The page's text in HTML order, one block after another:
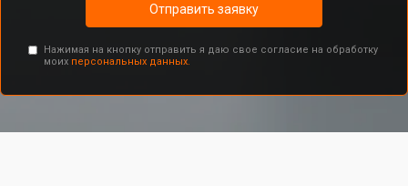
Отправить заявку
Нажимая на кнопку отправить я даю свое согласие на обработку
моих персональных данных.